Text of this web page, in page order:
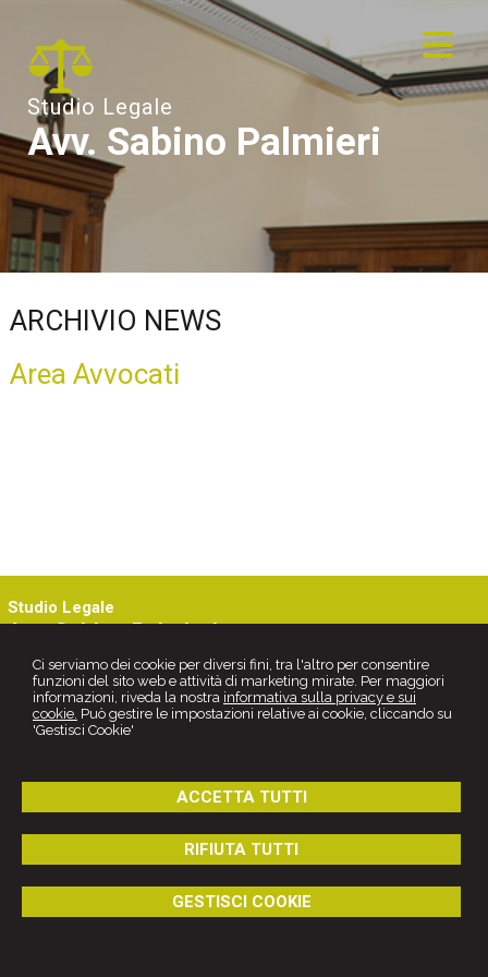
Ci serviamo dei cookie per diversi fini, tra l'altro per consentire
funzioni del sito web e attività di marketing mirate. Per maggiori
informazioni, riveda la nostra informativa sulla privacy e sui
cookie. Può gestire le impostazioni relative ai cookie, cliccando su
'Gestisci Cookie'
ACCETTA TUTTI
RIFIUTA TUTTI
GESTISCI COOKIE
Studio Legale
Avv. Sabino Palmieri
ARCHIVIO NEWS
Area Avvocati
Studio Legale
Avv. Sabino Palmieri
0883661546
© 2026 Copyright Studio Palmieri. Tutti i diritti riservati | P.IVA
04296020722 |Gestisci Cookie-Sitemap-Privacy-Cookie policy
Credits